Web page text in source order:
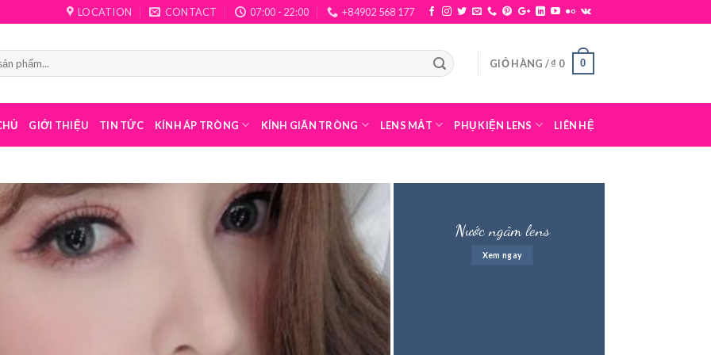
LOCATION CONTACT 07:00 - 22:00 +84902 568 177
GIỎ HÀNG /₫ 0 0
GIỚI THIỆU TIN TỨC KÍNH ÁP TRÒNG KÍNH GIÃN TRÒNG LENS MẮT PHỤ KIỆN LENS LIÊN HỆ
Nước ngâm lens
Xem ngay